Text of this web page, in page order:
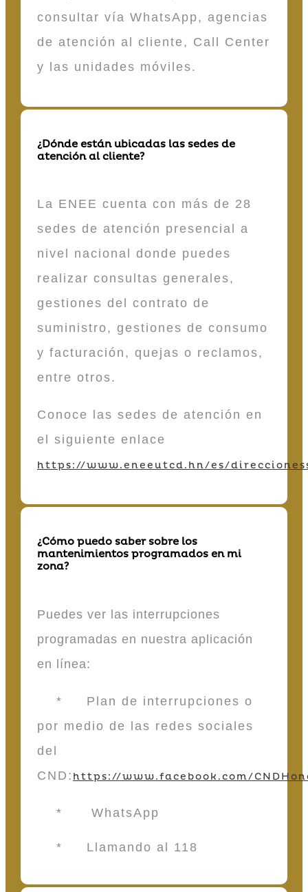
consultar vía WhatsApp, agencias
de atención al cliente, Call Center
y las unidades móviles.
¿Dónde están ubicadas las sedes de
atención al cliente?
La ENEE cuenta con más de 28
sedes de atención presencial a
nivel nacional donde puedes
realizar consultas generales,
gestiones del contrato de
suministro, gestiones de consumo
y facturación, quejas o reclamos,
entre otros.
Conoce las sedes de atención en
el siguiente enlace
https://www.eneeutcd.hn/es/
¿Cómo puedo saber sobre los
mantenimientos programados en mi
zona?
Puedes ver las interrupciones
programadas en nuestra aplicación
en línea:
* Plan de interrupciones o
por medio de las redes sociales
del
CND: https://www.facebook.com/
* WhatsApp
* Llamando al 118